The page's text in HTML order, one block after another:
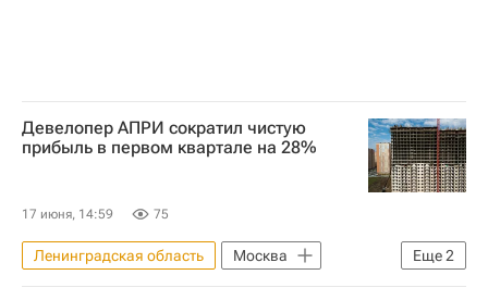
Девелопер АПРИ сократил чистую
прибыль в первом квартале на 28%
17 июня, 14:59 75
Еще2
Ленинградская область
Москва
Челябинская область